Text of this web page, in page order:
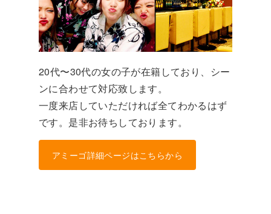
20代〜30代の女の子が在籍しており、シー
ンに合わせて対応致します。
一度来店していただければ全てわかるはず
です。是非お待ちしております。
アミーゴ詳細ページはこちらから